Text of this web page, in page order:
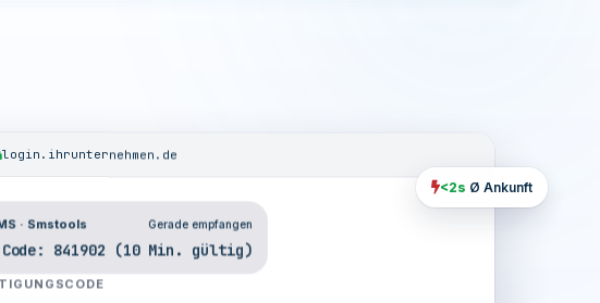
login.ihrunternehmen.de
· Smstools Gerade empfangen
841902 (10 Min. gültig)
<2s Ø Ankunft